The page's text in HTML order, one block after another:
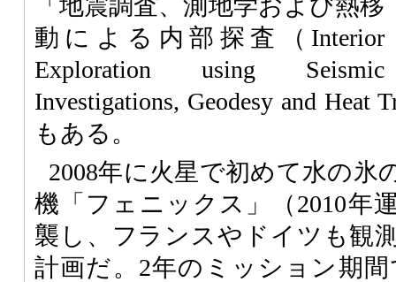
「地震調査、測地学および熱移
動による内部探査（Interior
Exploration using Seismic
Investigations, Geodesy and
もある。
2008年に火星で初めて水の氷
機「フェニックス」（2010年
襲し、フランスやドイツも観
計画だ。2年のミッション期